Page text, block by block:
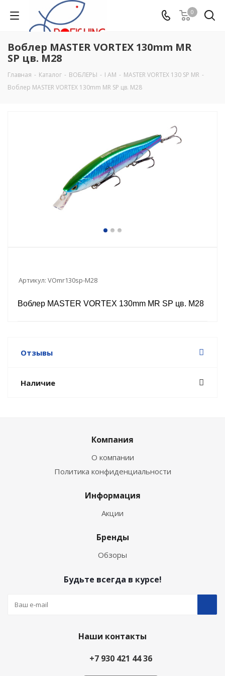
0
Воблер MASTER VORTEX 130mm MR
SP цв. M28
Главная - Каталог - ВОБЛЕРЫ - I AM - MASTER VORTEX 130 SP MR -
Воблер MASTER VORTEX 130mm MR SP цв. M28
Артикул: VOmr130sp-M28
Воблер MASTER VORTEX 130mm MR SP цв. M28
Отзывы
Наличие
Компания
О компании
Политика конфиденциальности
Информация
Акции
Бренды
Обзоры
Будьте всегда в курсе!
Наши контакты
+7 930 421 44 36